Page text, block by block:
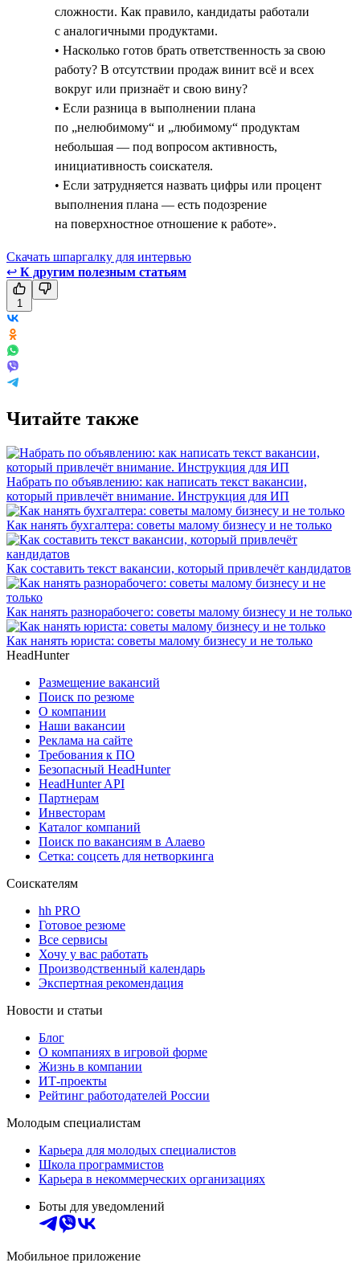
сложности. Как правило, кандидаты работали
с аналогичными продуктами.
• Насколько готов брать ответственность за свою
работу? В отсутствии продаж винит всё и всех
вокруг или признаёт и свою вину?
• Если разница в выполнении плана
по „нелюбимому“ и „любимому“ продуктам
небольшая — под вопросом активность,
инициативность соискателя.
• Если затрудняется назвать цифры или процент
выполнения плана — есть подозрение
на поверхностное отношение к работе».
Скачать шпаргалку для интервью
↩ К другим полезным статьям
1
Читайте также
Набрать по объявлению: как написать текст вакансии,
который привлечёт внимание. Инструкция для ИП
Как нанять бухгалтера: советы малому бизнесу и не только
Как составить текст вакансии, который привлечёт кандидатов
Как нанять разнорабочего: советы малому бизнесу и не только
Как нанять юриста: советы малому бизнесу и не только
HeadHunter
Размещение вакансий
Поиск по резюме
О компании
Наши вакансии
Реклама на сайте
Требования к ПО
Безопасный HeadHunter
HeadHunter API
Партнерам
Инвесторам
Каталог компаний
Поиск по вакансиям в Алаево
Сетка: соцсеть для нетворкинга
Соискателям
hh PRO
Готовое резюме
Все сервисы
Хочу у вас работать
Производственный календарь
Экспертная рекомендация
Новости и статьи
Блог
О компаниях в игровой форме
Жизнь в компании
ИТ-проекты
Рейтинг работодателей России
Молодым специалистам
Карьера для молодых специалистов
Школа программистов
Карьера в некоммерческих организациях
Боты для уведомлений
Мобильное приложение